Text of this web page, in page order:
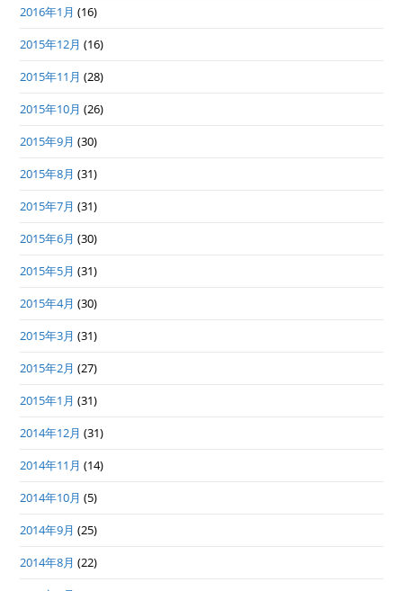
2016年1月 (16)
2015年12月 (16)
2015年11月 (28)
2015年10月 (26)
2015年9月 (30)
2015年8月 (31)
2015年7月 (31)
2015年6月 (30)
2015年5月 (31)
2015年4月 (30)
2015年3月 (31)
2015年2月 (27)
2015年1月 (31)
2014年12月 (31)
2014年11月 (14)
2014年10月 (5)
2014年9月 (25)
2014年8月 (22)